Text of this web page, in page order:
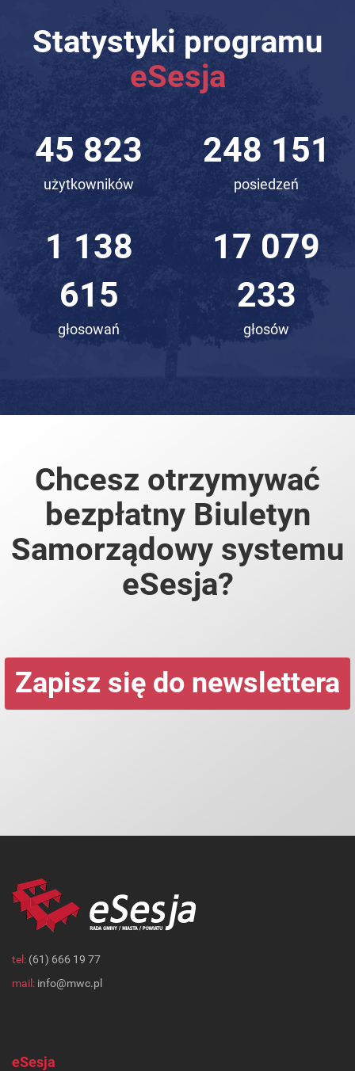
Statystyki programu
eSesja
63 120
użytkowników
341 817
posiedzeń
1 568
390
głosowań
23 525
864
głosów
Chcesz otrzymywać
bezpłatny Biuletyn
Samorządowy systemu
eSesja?
Zapisz się do newslettera
tel: (61) 666 19 77
mail: info@mwc.pl
eSesja